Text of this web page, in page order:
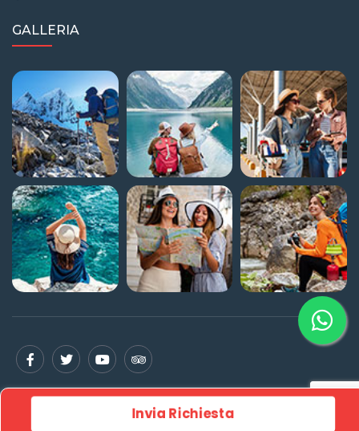
Invia Richiesta
GALLERIA
Home Crea Viaggio su Misura
Chi Siamo